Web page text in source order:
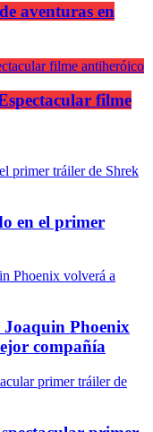
aventuras en
filme
en el primer
Phoenix
compañía